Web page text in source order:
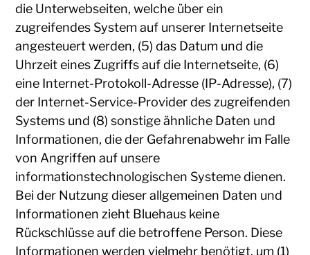
die Unterwebseiten, welche über ein
zugreifendes System auf unserer Internetseite
angesteuert werden, (5) das Datum und die
Uhrzeit eines Zugriffs auf die Internetseite, (6)
eine Internet-Protokoll-Adresse (IP-Adresse), (7)
der Internet-Service-Provider des zugreifenden
Systems und (8) sonstige ähnliche Daten und
Informationen, die der Gefahrenabwehr im Falle
von Angriffen auf unsere
informationstechnologischen Systeme dienen.
Bei der Nutzung dieser allgemeinen Daten und
Informationen zieht Bluehaus keine
Rückschlüsse auf die betroffene Person. Diese
Informationen werden vielmehr benötigt, um (1)